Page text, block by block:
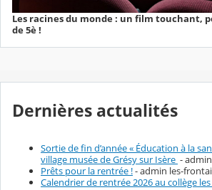
Les racines du monde : un film touchant,
de 5è !
Dernières actualités
Sortie de fin d’année « Éducation à la
village musée de Grésy sur Isère -
Prêts pour la rentrée !- admin les-
Calendrier de rentrée 2026 au collège